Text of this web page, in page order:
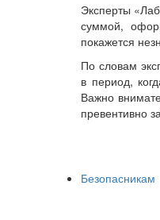
Эксперты
суммой,
покажется
По словам
в период,
Важно
превентивно
Безопасникам